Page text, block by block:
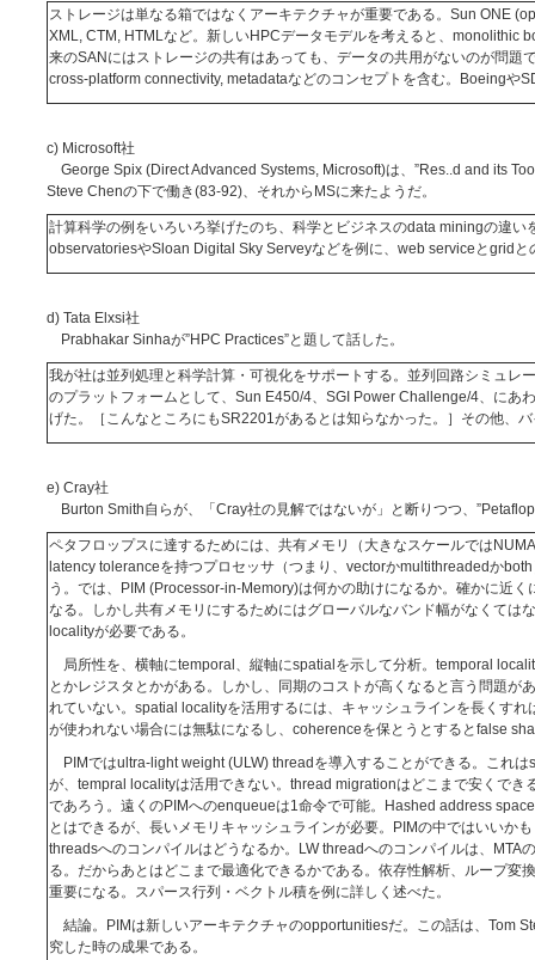
ストレージは単なる箱ではなくアーキテクチャが重要である。Sun ONE
XML, CTM, HTMLなど。新しいHPCデータモデルを考えると、monolithic
来のSANにはストレージの共有はあっても、データの共用がないのが問題
cross-platform connectivity, metadataなどのコンセプトを含む。Boeingや
c) Microsoft社
George Spix (Direct Advanced Systems, Microsoft)は、”Res..d and its
Steve Chenの下で働き(83-92)、それからMSに来たようだ。
計算科学の例をいろいろ挙げたのち、科学とビジネスのdata miningの違い
observatoriesやSloan Digital Sky Serveyなどを例に、web serviceとgridと
d) Tata Elxsi社
Prabhakar Sinhaが”HPC Practices”と題して話した。
我が社は並列処理と科学計算・可視化をサポートする。並列回路シミュレ
のプラットフォームとして、Sun E450/4、SGI Power Challenge/4、にあ
げた。［こんなところにもSR2201があるとは知らなかった。］その他、
e) Cray社
Burton Smith自らが、「Cray社の見解ではないが」と断りつつ、
ペタフロップスに達するためには、共有メモリ（大きなスケールでは
latency toleranceを持つプロセッサ（つまり、vectorかmultithreadedか
う。では、PIM (Processor-in-Memory)は何かの助けになるか。確かに近
なる。しかし共有メモリにするためにはグローバルなバンド幅がなくては
localityが必要である。
局所性を、横軸にtemporal、縦軸にspatialを示して分析。temporal
とかレジスタとかがある。しかし、同期のコストが高くなると言う問題が
れていない。spatial localityを活用するには、キャッシュラインを長くすれ
が使われない場合には無駄になるし、coherenceを保とうとするとfalse
PIMではultra-light weight (ULW) threadを導入することができる。これ
が、tempral localityは活用できない。thread migrationはどこまで安くでき
であろう。遠くのPIMへのenqueueは1命令で可能。Hashed address
とはできるが、長いメモリキャッシュラインが必要。PIMの中ではいいか
threadsへのコンパイルはどうなるか。LW threadへのコンパイルは、MTA
る。だからあとはどこまで最適化できるかである。依存性解析、ループ変
重要になる。スパース行列・ベクトル積を例に詳しく述べた。
結論。PIMは新しいアーキテクチャのopportunitiesだ。この話は、Tom
究した時の成果である。